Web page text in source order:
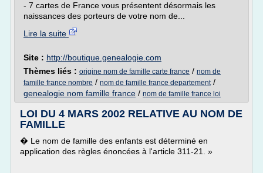
- 7 cartes de France vous présentent désormais les
naissances des porteurs de votre nom de...
Lire la suite
Site : http://boutique.genealogie.com
Thèmes liés : origine nom de famille carte france / nom de
famille france nombre / nom de famille france departement/
genealogie nom famille france / nom de famille france loi
LOI DU 4 MARS 2002 RELATIVE AU NOM DE
FAMILLE
� Le nom de famille des enfants est déterminé en
application des règles énoncées à l'article 311-21. »